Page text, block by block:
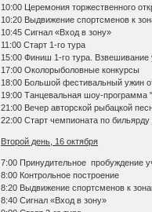
10:00 Церемония торжественного
10:20 Выдвижение спортсменов к
10:45 Сигнал «Вход в зону»
11:00 Старт 1-го тура
15:00 Финиш 1-го тура. Взвешивание
17:00 Околорыболовные конкурсы
18:00 Большой фестивальный ужин
19:00 Танцевальная шоу-программа
21:00 Вечер авторской рыбацкой
22:00 Старт чемпионата по
Второй день, 16 октября
7:00 Принудительное пробуждение
8:00 Контрольное построение
8:20 Выдвижение спортсменов к
8:40 Сигнал «Вход в зону»